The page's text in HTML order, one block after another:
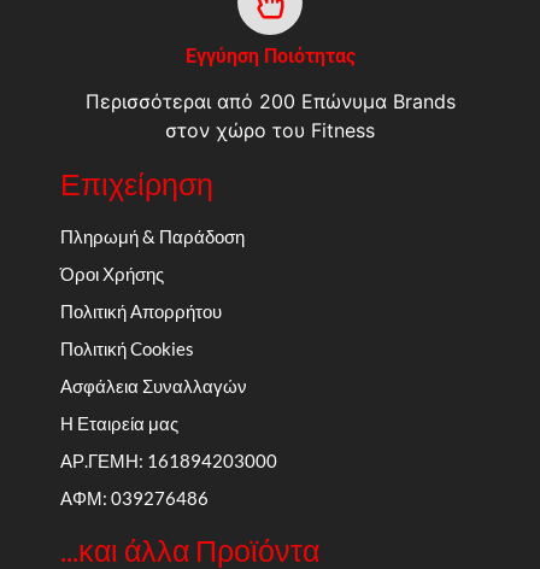
Εγγύηση Ποιότητας
Περισσότεραι από 200 Επώνυμα Brands
στον χώρο του Fitness
Επιχείρηση
Πληρωμή & Παράδοση
Όροι Χρήσης
Πολιτική Απορρήτου
Πολιτική Cookies
Ασφάλεια Συναλλαγών
Η Εταιρεία μας
ΑΡ.ΓΕΜΗ: 161894203000
ΑΦΜ: 039276486
...και άλλα Προϊόντα